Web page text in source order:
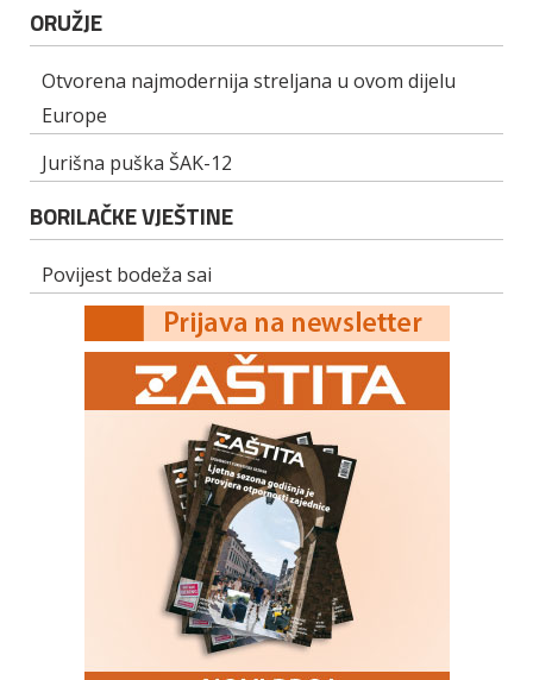
ORUŽJE
Otvorena najmodernija streljana u ovom dijelu
Europe
Jurišna puška ŠAK-12
BORILAČKE VJEŠTINE
Povijest bodeža sai